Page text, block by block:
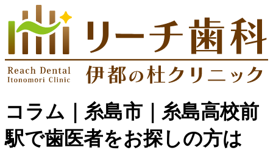
コラム｜糸島市｜糸島高校前
駅で歯医者をお探しの方は